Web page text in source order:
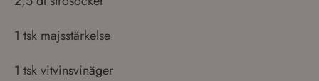
1 tsk majsstärkelse
1 tsk vitvinsvinäger